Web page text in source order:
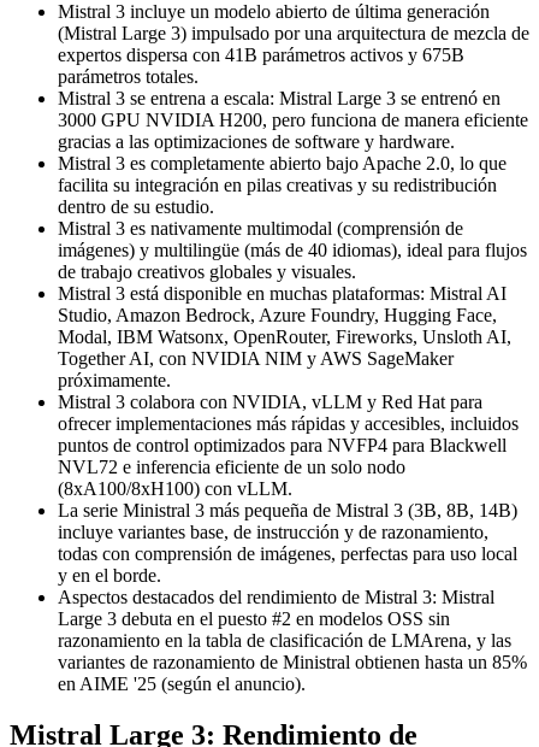
Mistral 3 incluye un modelo abierto de última generación
(Mistral Large 3) impulsado por una arquitectura de mezcla de
expertos dispersa con 41B parámetros activos y 675B
parámetros totales.
Mistral 3 se entrena a escala: Mistral Large 3 se entrenó en
3000 GPU NVIDIA H200, pero funciona de manera eficiente
gracias a las optimizaciones de software y hardware.
Mistral 3 es completamente abierto bajo Apache 2.0, lo que
facilita su integración en pilas creativas y su redistribución
dentro de su estudio.
Mistral 3 es nativamente multimodal (comprensión de
imágenes) y multilingüe (más de 40 idiomas), ideal para flujos
de trabajo creativos globales y visuales.
Mistral 3 está disponible en muchas plataformas: Mistral AI
Studio, Amazon Bedrock, Azure Foundry, Hugging Face,
Modal, IBM Watsonx, OpenRouter, Fireworks, Unsloth AI,
Together AI, con NVIDIA NIM y AWS SageMaker
próximamente.
Mistral 3 colabora con NVIDIA, vLLM y Red Hat para
ofrecer implementaciones más rápidas y accesibles, incluidos
puntos de control optimizados para NVFP4 para Blackwell
NVL72 e inferencia eficiente de un solo nodo
(8xA100/8xH100) con vLLM.
La serie Ministral 3 más pequeña de Mistral 3 (3B, 8B, 14B)
incluye variantes base, de instrucción y de razonamiento,
todas con comprensión de imágenes, perfectas para uso local
y en el borde.
Aspectos destacados del rendimiento de Mistral 3: Mistral
Large 3 debuta en el puesto #2 en modelos OSS sin
razonamiento en la tabla de clasificación de LMArena, y las
variantes de razonamiento de Ministral obtienen hasta un 85%
en AIME '25 (según el anuncio).
Mistral Large 3: Rendimiento de